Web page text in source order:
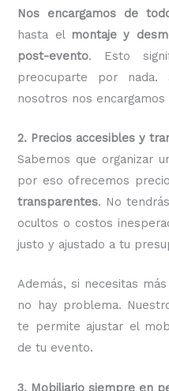
Nos encargamos de
hasta el montaje y
post-evento. Esto
preocuparte por
nosotros nos
2. Precios accesibles y
Sabemos que organizar
por eso ofrecemos
transparentes. No
ocultos o costos
justo y ajustado a tu
Además, si necesitas
no hay problema.
te permite ajustar el
de tu evento.
3. Mobiliario siempre en